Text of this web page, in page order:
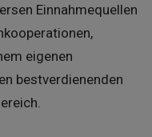
Einnahmequellen
eigenen
bestverdienenden